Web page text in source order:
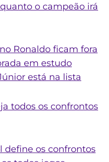
o campeão irá
Ronaldo ficam fora
em estudo
está na lista
todos os confrontos
define os confrontos